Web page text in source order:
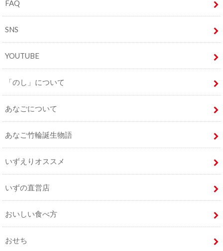
FAQ
SNS
YOUTUBE
「のし」について
あなごについて
あなご竹輪誕生物語
いずえりオススメ
いずの直営店
おいしい食べ方
おせち